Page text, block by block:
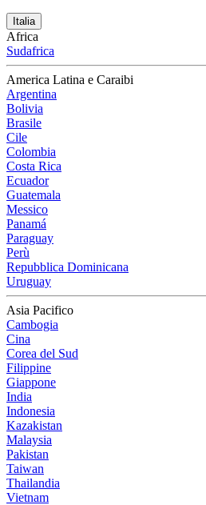
Italia
Africa
Sudafrica
America Latina e Caraibi
Argentina
Bolivia
Brasile
Cile
Colombia
Costa Rica
Ecuador
Guatemala
Messico
Panamá
Paraguay
Perù
Repubblica Dominicana
Uruguay
Asia Pacifico
Cambogia
Cina
Corea del Sud
Filippine
Giappone
India
Indonesia
Kazakistan
Malaysia
Pakistan
Taiwan
Thailandia
Vietnam